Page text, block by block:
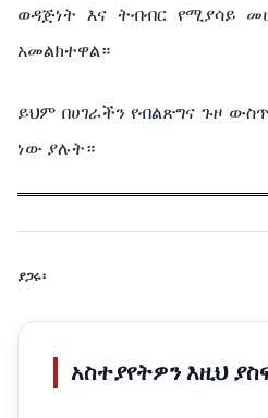
ወዳጅነት እና ትብብር የሚያሳይ
አመልክተዋል።
ይህም በሀገራችን የብልጽግና ጉዞ
ነው ያሉት።
ያጋሩ፡
አስተያየትዎን እዚህ